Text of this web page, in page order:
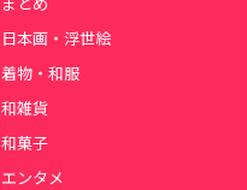
日本画・浮世絵
着物・和服
和雑貨
和菓子
エンタメ